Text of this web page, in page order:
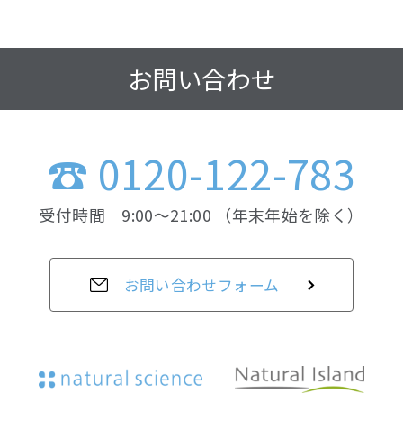
お問い合わせ
☎ 0120-122-783
受付時間 9:00〜21:00 （年末年始を除く）
お問い合わせフォーム